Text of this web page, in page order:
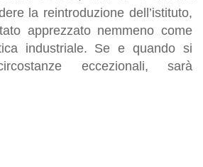
la reintroduzione dell’istituto,
apprezzato nemmeno come
industriale. Se e quando si
eccezionali, sarà